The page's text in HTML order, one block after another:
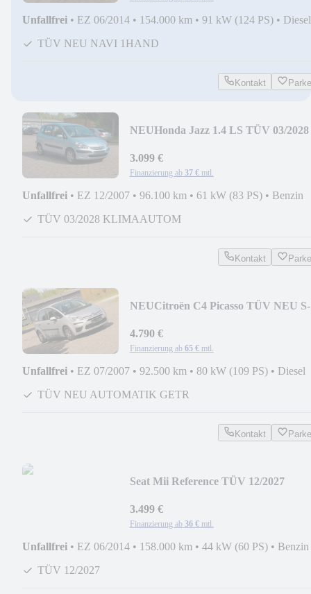
Unfallfrei • EZ 06/2014 • 154.000 km • 91 kW (124 PS) • Diesel
TÜV NEU NAVI 1HAND
Kontakt
NEUHonda Jazz 1.4 LS TÜV 03/2028
3.099 €
Finanzierung ab 37 € mtl.
Unfallfrei • EZ 12/2007 • 96.100 km • 61 kW (83 PS) • Benzin
TÜV 03/2028 KLIMAAUTOM
Kontakt
NEUCitroën C4 Picasso TÜV NEU S-
4.790 €
Finanzierung ab 65 € mtl.
Unfallfrei • EZ 07/2007 • 92.500 km • 80 kW (109 PS) • Diesel
TÜV NEU AUTOMATIK GETR
Kontakt
Seat Mii Reference TÜV 12/2027
3.499 €
Finanzierung ab 36 € mtl.
Unfallfrei • EZ 06/2014 • 158.000 km • 44 kW (60 PS) • Benzin
TÜV 12/2027